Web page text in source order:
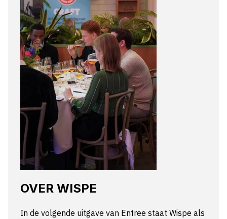
OVER WISPE
In de volgende uitgave van Entree staat Wispe als